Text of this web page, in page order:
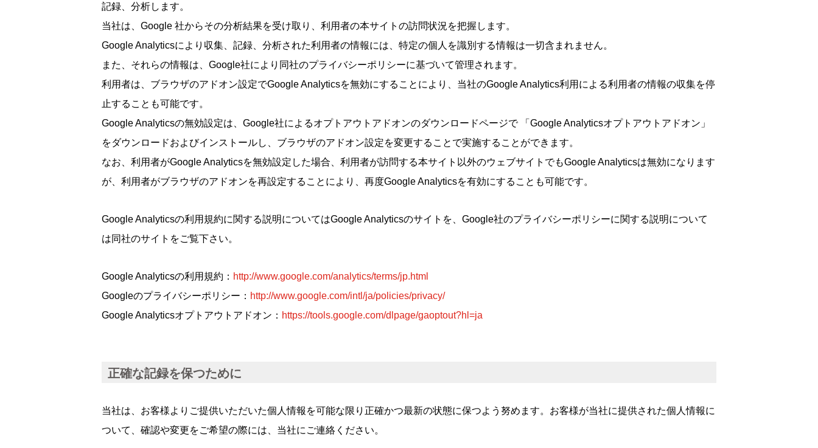
記録、分析します。
当社は、Google 社からその分析結果を受け取り、利用者の本サイトの訪問状況を把握します。
Google Analyticsにより収集、記録、分析された利用者の情報には、特定の個人を識別する情報は一切含まれません。
また、それらの情報は、Google社により同社のプライバシーポリシーに基づいて管理されます。
利用者は、ブラウザのアドオン設定でGoogle Analyticsを無効にすることにより、当社のGoogle Analytics利用による利用者の情報の収集を停
止することも可能です。
Google Analyticsの無効設定は、Google社によるオプトアウトアドオンのダウンロードページで 「Google Analyticsオプトアウトアドオン」
をダウンロードおよびインストールし、ブラウザのアドオン設定を変更することで実施することができます。
なお、利用者がGoogle Analyticsを無効設定した場合、利用者が訪問する本サイト以外のウェブサイトでもGoogle Analyticsは無効になります
が、利用者がブラウザのアドオンを再設定することにより、再度Google Analyticsを有効にすることも可能です。
Google Analyticsの利用規約に関する説明についてはGoogle Analyticsのサイトを、Google社のプライバシーポリシーに関する説明について
は同社のサイトをご覧下さい。
Google Analyticsの利用規約： http://www.google.com/analytics/terms/jp.html
Googleのプライバシーポリシー： http://www.google.com/intl/ja/policies/privacy/
Google Analyticsオプトアウトアドオン： https://tools.google.com/dlpage/gaoptout?hl=ja
正確な記録を保つために
当社は、お客様よりご提供いただいた個人情報を可能な限り正確かつ最新の状態に保つよう努めます。お客様が当社に提供された個人情報に
ついて、確認や変更をご希望の際には、当社にご連絡ください。